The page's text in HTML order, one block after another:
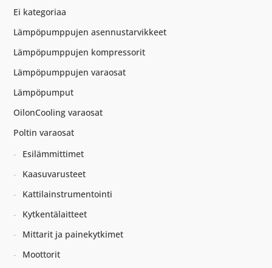
Ei kategoriaa
Lämpöpumppujen asennustarvikkeet
Lämpöpumppujen kompressorit
Lämpöpumppujen varaosat
Lämpöpumput
OilonCooling varaosat
Poltin varaosat
Esilämmittimet
Kaasuvarusteet
Kattilainstrumentointi
Kytkentälaitteet
Mittarit ja painekytkimet
Moottorit